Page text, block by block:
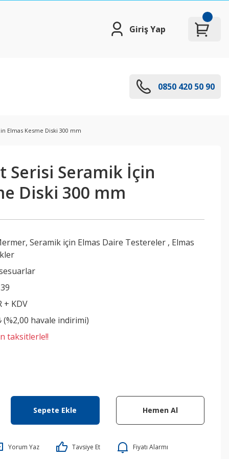
Giriş Yap
0850 420 50 90
Elmas Kesme Diski 300 mm
Serisi Seramik İçin
Diski 300 mm
Seramik için Elmas Daire Testereler , Elmas
+ KDV
(%2,00 havale indirimi)
taksitlerle!!
Sepete Ekle Hemen Al
Yorum Yaz Tavsiye Et Fiyatı Alarmı